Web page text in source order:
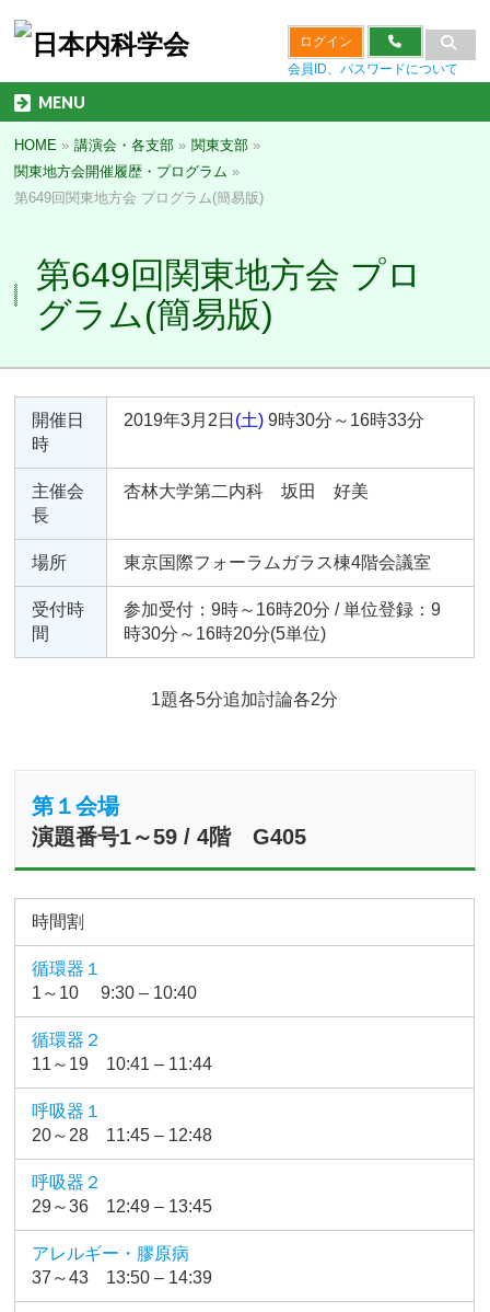
ログイン
会員ID、パスワードについて
MENU
HOME » 講演会・各支部 » 関東支部 »
関東地方会開催履歴・プログラム »
第649回関東地方会 プログラム(簡易版)
第649回関東地方会 プロ
グラム(簡易版)
開催日
時
2019年3月2日 (土) 9時30分～16時33分
主催会
長
杏林大学第二内科 坂田 好美
場所 東京国際フォーラムガラス棟4階会議室
受付時
間
参加受付：9時～16時20分 / 単位登録：9
時30分～16時20分(5単位)
1題各5分追加討論各2分
第１会場
演題番号1～59 / 4階 G405
時間割
循環器１
1～10 9:30 – 10:40
循環器２
11～19 10:41 – 11:44
呼吸器１
20～28 11:45 – 12:48
呼吸器２
29～36 12:49 – 13:45
アレルギー・膠原病
37～43 13:50 – 14:39